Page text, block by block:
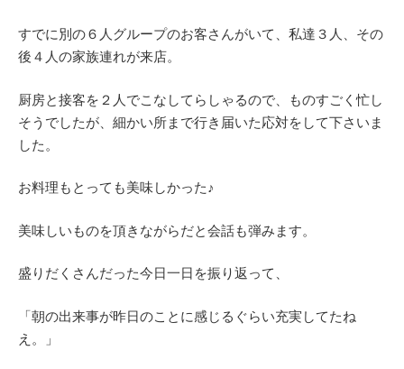
すでに別の６人グループのお客さんがいて、私達３人、その
後４人の家族連れが来店。
厨房と接客を２人でこなしてらしゃるので、ものすごく忙し
そうでしたが、細かい所まで行き届いた応対をして下さいま
した。
お料理もとっても美味しかった♪
美味しいものを頂きながらだと会話も弾みます。
盛りだくさんだった今日一日を振り返って、
「朝の出来事が昨日のことに感じるぐらい充実してたね
え。」